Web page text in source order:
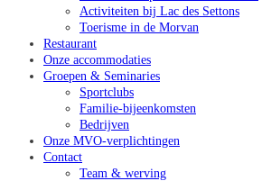
Activiteiten bij Lac des Settons
Toerisme in de Morvan
Restaurant
Onze accommodaties
Groepen & Seminaries
Sportclubs
Familie-bijeenkomsten
Bedrijven
Onze MVO-verplichtingen
Contact
Team & werving